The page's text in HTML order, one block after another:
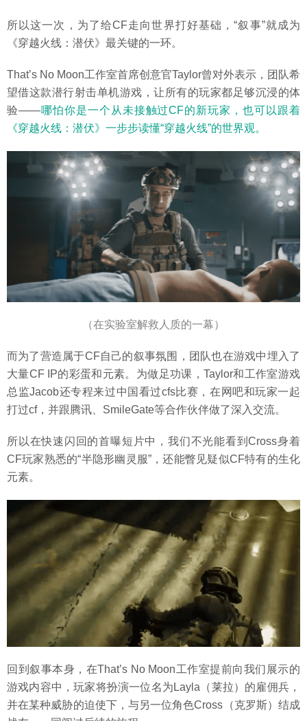
所以这一次，为了给CF走向世界打好基础，“叙事”就成为
《穿越火线：潜伏》最关键的一环。
That’s No Moon工作室首席创意官Taylor曾对外表示，团队希
望借这款潜行射击单机游戏，让所有的玩家都足够沉浸的体
验——哪怕你是一个从未接触过CF的新玩家，也可以跟着
《穿越火线：潜伏》一步步读懂“穿越火线”的世界观。
（在实验室解救人质的一幕）
而为了营造属于CF自己的叙事氛围，团队也在游戏中埋入了
大量CF IP的彩蛋和元素。为做足功课，Taylor和工作室游戏
总监Jacob还专程来过中国看过cfs比赛，在网吧和玩家一起
打过cf，并跟腾讯、SmileGate等合作伙伴做了深入交流。
所以在快速闪回的首曝短片中，我们不光能看到Cross身着
CF玩家熟悉的“半隐形幽灵服”，还能瞥见疑似CF特有的生化
元素。
回到叙事本身，在That’s No Moon工作室提前向我们展示的
游戏内容中，玩家将扮演一位名为Layla（莱拉）的雇佣兵，
并在某种威胁的迫使下，与另一位角色Cross（克罗斯）结成